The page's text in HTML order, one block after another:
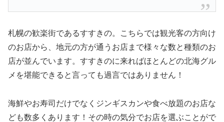
札幌の歓楽街であるすすきの。こちらでは観光客の方向け
のお店から、地元の方が通うお店まで様々な数と種類のお
店が並んでいます。すすきのに来ればほとんどの北海グル
メを堪能できると言っても過言ではありません！
海鮮やお寿司だけでなくジンギスカンや食べ放題のお店な
ども数多くあります！その時の気分でお店を選ぶことがで